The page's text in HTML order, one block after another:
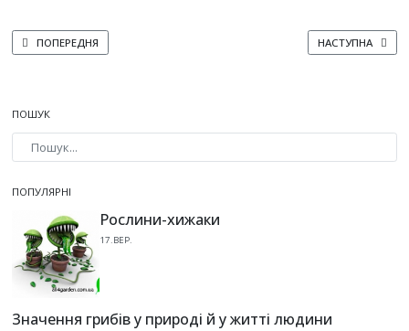
ПОПЕРЕДНЯ СТАТТЯ: ІННОВАЦІЇ В ОРГАНІЗАЦІЇ ДОГЛЯДУ ЗА ЯБЛУНЯМИ
ПОПЕРЕДНЯ НАСТУПНА
НАСТУПНА
ПОШУК
ПОПУЛЯРНІ
Рослини-хижаки
17.ВЕР.
Значення грибів у природі й у житті людини